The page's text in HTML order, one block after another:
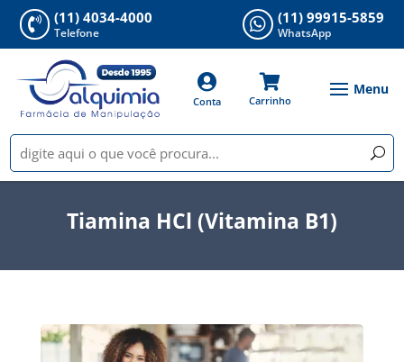
 (11) 4034-4000
Telefone  (11) 99915-5859
WhatsApp

Conta

Carrinho
Tiamina HCl (Vitamina B1)